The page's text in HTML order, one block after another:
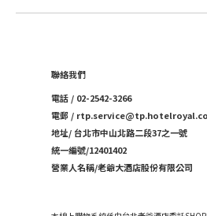
聯絡我們
電話 / 02-2542-3266
電郵 /
地址/ 台北市中山北路二段37之一號
統一編號/12401402
營業人名稱/老爺大酒店股份有限公司